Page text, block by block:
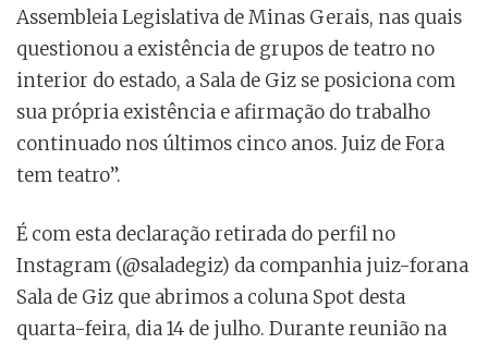
Assembleia Legislativa de Minas Gerais, nas quais
questionou a existência de grupos de teatro no
interior do estado, a Sala de Giz se posiciona com
sua própria existência e afirmação do trabalho
continuado nos últimos cinco anos. Juiz de Fora
tem teatro”.
É com esta declaração retirada do perfil no
Instagram (@saladegiz) da companhia juiz-forana
Sala de Giz que abrimos a coluna Spot desta
quarta-feira, dia 14 de julho. Durante reunião na